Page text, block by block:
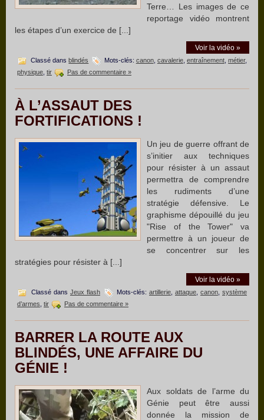
Terre… Les images de ce
reportage vidéo montrent
les étapes d’un exercice de [...]
Voir la vidéo »
Classé dansblindés Mots-clés: canon, cavalerie, entraînement,métier,
physique tir Pas de commentaire »
À L’ASSAUT DES
FORTIFICATIONS !
Un jeu de guerre offrant de
s’initier aux techniques
pour résister à un assaut
permettra de comprendre
les rudiments d’une
stratégie défensive. Le
graphisme dépouillé du jeu
"Rise of the Tower" va
permettre à un joueur de
se concentrer sur les
stratégies pour résister à [...]
Voir la vidéo »
Classé dans Jeux flash Mots-clés: artillerie attaque canon système
d’armes tir Pas de commentaire »
BARRER LA ROUTE AUX
BLINDÉS, UNE AFFAIRE DU
GÉNIE !
Aux soldats de l’arme du
Génie peut être aussi
donnée la mission de